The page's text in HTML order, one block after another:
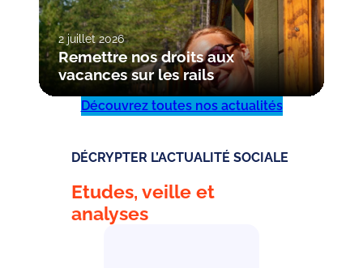
2 juillet 2026
Remettre nos droits aux
vacances sur les rails
Découvrez toutes nos actualités
DÉCRYPTER L’ACTUALITÉ SOCIALE
Etudes, veille et
analyses